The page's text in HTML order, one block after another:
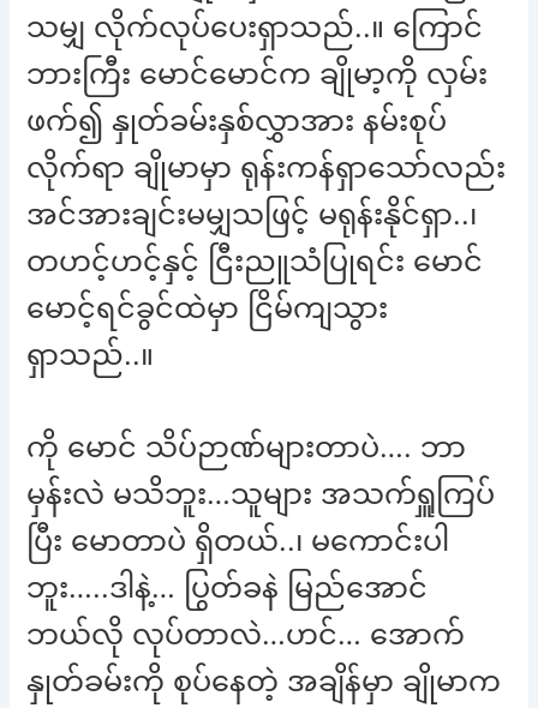
သမျှ လိုက်လုပ်ပေးရှာသည်..။ ကြောင်
ဘားကြီး မောင်မောင်က ချိုမာ့ကို လှမ်း
ဖက်၍ နှုတ်ခမ်းနှစ်လွှာအား နမ်းစုပ်
လိုက်ရာ ချိုမာမှာ ရုန်းကန်ရှာသော်လည်း
အင်အားချင်းမမျှသဖြင့် မရုန်းနိုင်ရှာ..၊
တဟင့်ဟင့်နှင့် ငြီးညူသံပြုရင်း မောင်
မောင့်ရင်ခွင်ထဲမှာ ငြိမ်ကျသွား
ရှာသည်..။
ကို မောင် သိပ်ဉာဏ်များတာပဲ…. ဘာ
မှန်းလဲ မသိဘူး…သူများ အသက်ရှူကြပ်
ပြီး မောတာပဲ ရှိတယ်..၊ မကောင်းပါ
ဘူး…..ဒါနဲ့… ပြွတ်ခနဲ မြည်အောင်
ဘယ်လို လုပ်တာလဲ…ဟင်… အောက်
နှုတ်ခမ်းကို စုပ်နေတဲ့ အချိန်မှာ ချိုမာက